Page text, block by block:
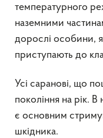
температурного
наземними
дорослі особини,
приступають до
Усі саранові, що
покоління на рік.
є основним
шкідника.